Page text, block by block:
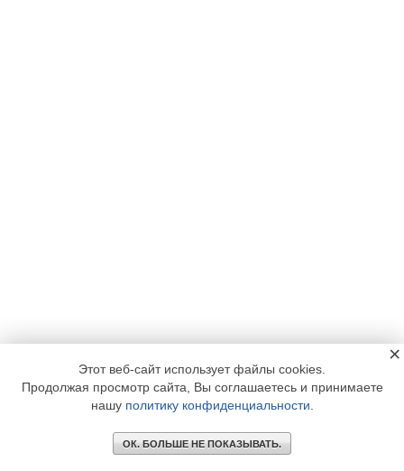
Этот веб-сайт использует файлы cookies.
Продолжая просмотр сайта, Вы соглашаетесь и принимаете
нашу политику конфиденциальности
ОК. БОЛЬШЕ НЕ ПОКАЗЫВАТЬ.
×